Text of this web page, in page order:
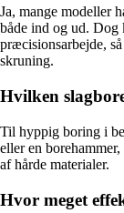
Ja, mange modeller
både ind og ud.
præcisionsarbejde,
skruning.
Hvilken
Til hyppig boring i
eller en
af hårde materialer.
Hvor meget